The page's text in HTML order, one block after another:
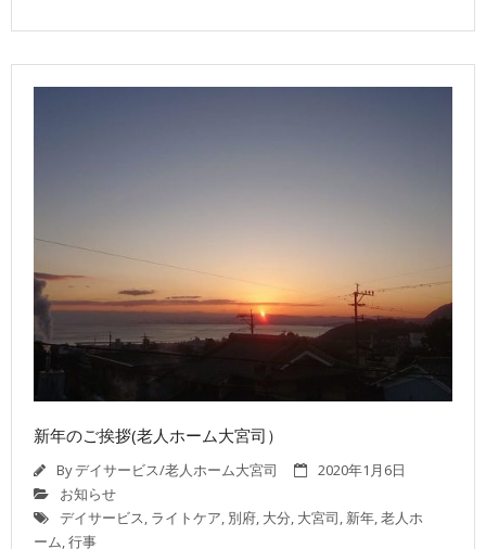
新年のご挨拶(老人ホーム大宮司）
Byデイサービス/老人ホーム大宮司
2020年1月6日
お知らせ
デイサービス, ライトケア, 別府, 大分, 大宮司, 新年,老人ホ
ーム,行事